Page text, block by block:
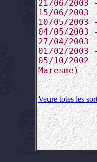
21/06/2003
15/06/2003
10/05/2003
04/05/2003
27/04/
01/02/
05/10/
Maresme)
Veure totes les